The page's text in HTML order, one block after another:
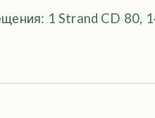
1 Strand CD 80,